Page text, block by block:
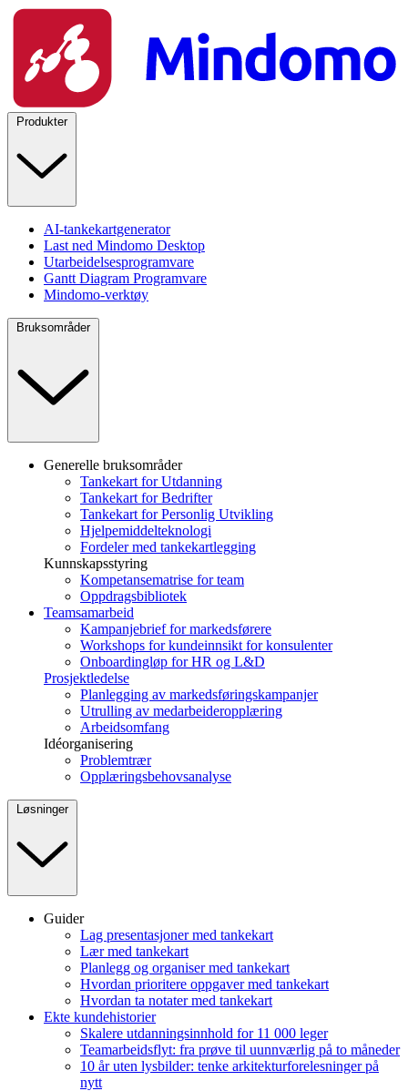
Produkter
AI-tankekartgenerator
Last ned Mindomo Desktop
Utarbeidelsesprogramvare
Gantt Diagram Programvare
Mindomo-verktøy
Bruksområder
Generelle bruksområder
Tankekart for Utdanning
Tankekart for Bedrifter
Tankekart for Personlig Utvikling
Hjelpemiddelteknologi
Fordeler med tankekartlegging
Kunnskapsstyring
Kompetansematrise for team
Oppdragsbibliotek
Teamsamarbeid
Kampanjebrief for markedsførere
Workshops for kundeinnsikt for konsulenter
Onboardingløp for HR og L&D
Prosjektledelse
Planlegging av markedsføringskampanjer
Utrulling av medarbeideropplæring
Arbeidsomfang
Idéorganisering
Problemtrær
Opplæringsbehovsanalyse
Løsninger
Guider
Lag presentasjoner med tankekart
Lær med tankekart
Planlegg og organiser med tankekart
Hvordan prioritere oppgaver med tankekart
Hvordan ta notater med tankekart
Ekte kundehistorier
Skalere utdanningsinnhold for 11 000 leger
Teamarbeidsflyt: fra prøve til uunnværlig på to måneder
10 år uten lysbilder: tenke arkitekturforelesninger på
nytt